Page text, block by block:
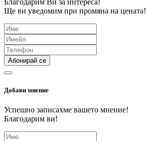
Благодарим Ви за интереса!
Ще ви уведомим при промяна на цената!
Абонирай се
Добави мнение
Успешно записахме вашето мнение!
Благодарим ви!